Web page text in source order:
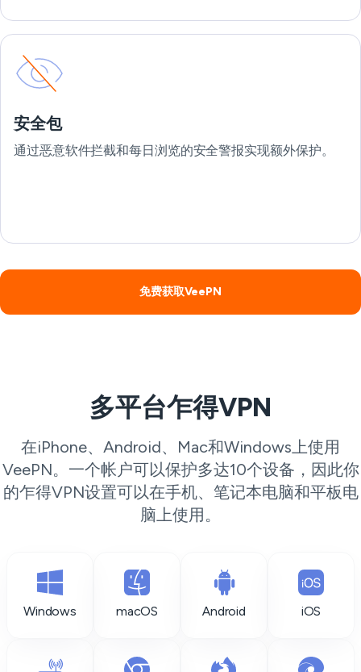
安全包
通过恶意软件拦截和每日浏览的安全警报实现额外保护。
免费获取VeePN
多平台乍得VPN
在iPhone、Android、Mac和Windows上使用
VeePN。一个帐户可以保护多达10个设备，因此你
的乍得VPN设置可以在手机、笔记本电脑和平板电
脑上使用。
Windows macOS Android iOS